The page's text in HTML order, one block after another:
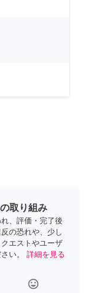
取り組み
、評価・完了後
の恐れや、少し
エストやユーザ
い。
詳細を見る
tag_faces